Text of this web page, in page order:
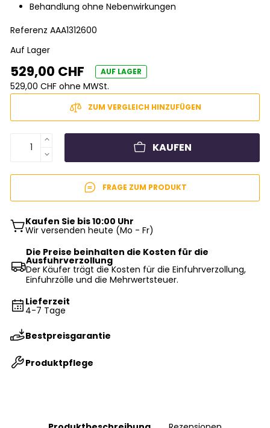
Behandlung ohne Nebenwirkungen
ReferenzAAA1312600
Auf Lager
529,00 CHF AUF LAGER
529,00 CHF ohne MWSt.
ZUM VERGLEICH HINZUFÜGEN
KAUFEN
FRAGE ZUM PRODUKT
Kaufen Sie bis 10:00 Uhr
Wir versenden heute (Mo - Fr)
Die Preise beinhalten die Kosten für die
Ausfuhrverzollung
Der Käufer trägt die Kosten für die Einfuhrverzollung,
Einfuhrzölle und die Mehrwertsteuer.
Lieferzeit
4-7 Tage
Bestpreisgarantie
Produktpflege